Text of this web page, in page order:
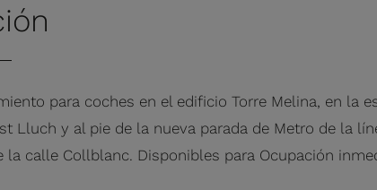
para coches en el edificio Torre Melina, en la
Lluch y al pie de la nueva parada de Metro de la
la calle Collblanc. Disponibles para Ocupación